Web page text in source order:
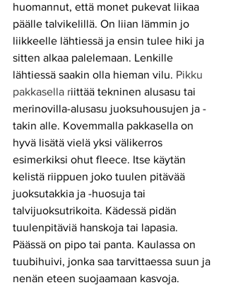
huomannut, että monet pukevat liikaa
päälle talvikelillä. On liian lämmin jo
liikkeelle lähtiessä ja ensin tulee hiki ja
sitten alkaa palelemaan. Lenkille
lähtiessä saakin olla hieman vilu. Pikku
pakkasella riittää tekninen alusasu tai
merinovilla-alusasu juoksuhousujen ja -
takin alle. Kovemmalla pakkasella on
hyvä lisätä vielä yksi välikerros
esimerkiksi ohut fleece. Itse käytän
kelistä riippuen joko tuulen pitävää
juoksutakkia ja -huosuja tai
talvijuoksutrikoita. Kädessä pidän
tuulenpitäviä hanskoja tai lapasia.
Päässä on pipo tai panta. Kaulassa on
tuubihuivi, jonka saa tarvittaessa suun ja
nenän eteen suojaamaan kasvoja.